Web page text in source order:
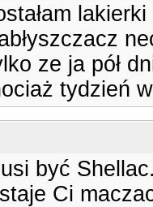
ze ja pół
tydzień
być
Ci